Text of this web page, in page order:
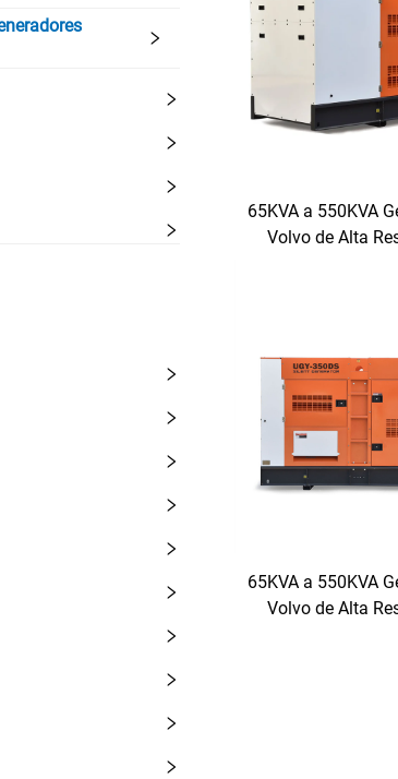
65KVA a 550KVA
Volvo de Alta
65KVA a 550KVA
Volvo de Alta